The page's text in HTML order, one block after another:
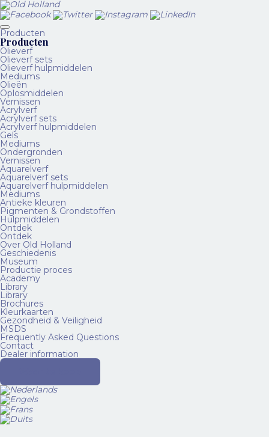
Producten
Producten
Olieverf
Olieverf sets
Olieverf hulpmiddelen
Mediums
Olieën
Oplosmiddelen
Vernissen
Acrylverf
Acrylverf sets
Acrylverf hulpmiddelen
Gels
Mediums
Ondergronden
Vernissen
Aquarelverf
Aquarelverf sets
Aquarelverf hulpmiddelen
Mediums
Antieke kleuren
Pigmenten & Grondstoffen
Hulpmiddelen
Ontdek
Ontdek
Over Old Holland
Geschiedenis
Museum
Productie proces
Academy
Library
Library
Brochures
Kleurkaarten
Gezondheid & Veiligheid
MSDS
Frequently Asked Questions
Contact
Dealer information